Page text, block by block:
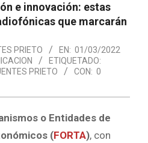
e innovación: estas
que marcarán
PRIETO EN: 01/03/2022
ETIQUETADO:
PRIETO CON: 0
o Entidades de
(FORTA), con